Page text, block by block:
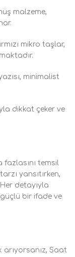
malzeme,
mikro taşlar,
minimalist
dikkat çeker ve
temsil
yansıtırken,
detayıyla
bir ifade ve
arıyorsanız, Saat